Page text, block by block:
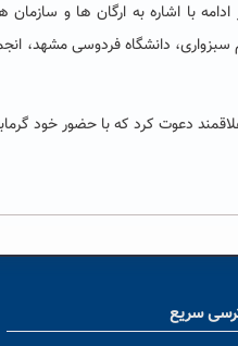
با اشاره به ارگان ها و
سبزواری، دانشگاه فردوسی مشهد،
علاقمند دعوت کرد که با حضور خود
سریع